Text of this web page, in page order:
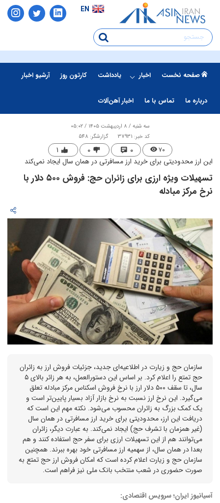
EN
صفحه نخست اخبار یادداشت کارتون روز آرشیو اخبار
درباره ما تماس با ما اخبار آهن‌آلات
سه شنبه / ۸ اردیبهشت ۱۴۰۵ / ۰۵:۰۲
کد خبر: 37931
گزارشگر: 548
۷۰ ۰ ۰ ۱
این ارز محدودیتی برای خرید ارز مسافرتی در همان سال ایجاد نمی‌کند
تسهیلات ویژه ارزی برای زائران حج: فروش ۵۰۰ دلار با
نرخ مرکز مبادله
سازمان حج و زیارت در اطلاعیه‌ای جدید، جزئیات فروش ارز به زائران
حج تمتع را اعلام کرد. بر اساس این دستورالعمل، به هر زائر بالای ۵
سال، تا سقف ۵۰۰ دلار ارز با نرخ فروش اسکناس مرکز مبادله تعلق
می‌گیرد. این نرخ ارز نسبت به نرخ بازار آزاد بسیار پایین‌تر است و
یک کمک بزرگ به زائران محسوب می‌شود. نکته مهم این است که
دریافت این ارز، محدودیتی برای خرید ارز مسافرتی در همان سال
(غیر همزمان با تشرف حج) ایجاد نمی‌کند. به عبارت دیگر، زائران
می‌توانند هم از این تسهیلات ارزی برای سفر حج استفاده کنند و هم
بعدا در همان سال، از سهمیه ارز مسافرتی خود بهره ببرند. همچنین
سازمان حج و زیارت اعلام کرده است که امکان فروش ارز حج تمتع به
صورت حضوری در شعب منتخب بانک ملی نیز فراهم است.
آسیانیوز ایران؛ سرویس اقتصادی: